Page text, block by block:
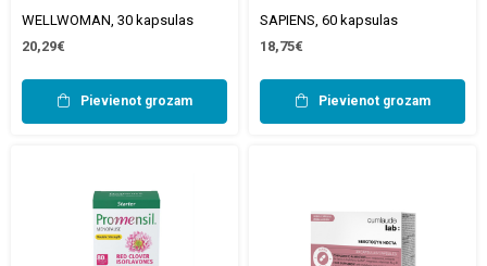
WELLWOMAN, 30 kapsulas
20,29€
Pievienot grozam
SAPIENS, 60 kapsulas
18,75€
Pievienot grozam